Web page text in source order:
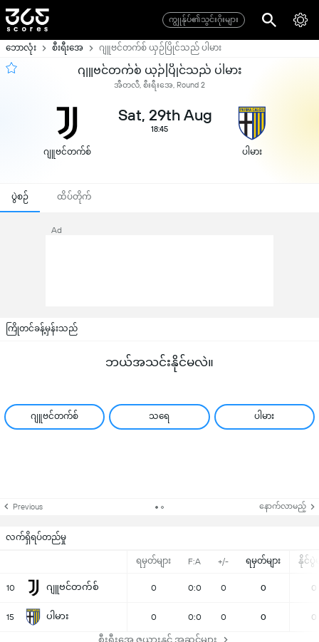
ကျွုန်ုပ်၏သွင်းဂိုးများ
ဘောလုံး စီးရီးအေ ဂျူဗင်တက်စ် ယှဉ်ပြိုင်သည် ပါမား
ဂျူဗင်တက်စ် ယှဉ်ပြိုင်သည် ပါမား
အီတလီ, စီးရီးအေ, Round 2
ဂျူဗင်တက်စ်
Sat, 29th Aug
18:45
ပါမား
ပွဲစဉ် ထိပ်တိုက်
Ad
ကြိုတင်ခန့်မှန်းသည်
ဘယ်အသင်းနိုင်မလဲ။
ဂျူဗင်တက်စ် သရေ ပါမား
Previous နောက်လာမည့်
လက်ရှိရပ်တည်မှု
ရမှတ်များ F:A +/- ရမှတ်များ နိုင်ပွဲမ
10 ဂျူဗင်တက်စ် 0 0:0 0 0 0
15 ပါမား 0 0:0 0 0 0
စီးရီးအေ ဇယားနှင့် အဆင့်များ